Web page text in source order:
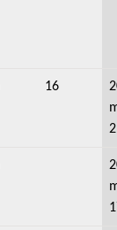
16